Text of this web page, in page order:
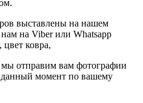
выставлены на нашем
на Viber или Whatsapp
ковра,
отправим вам фотографии
данный момент по вашему